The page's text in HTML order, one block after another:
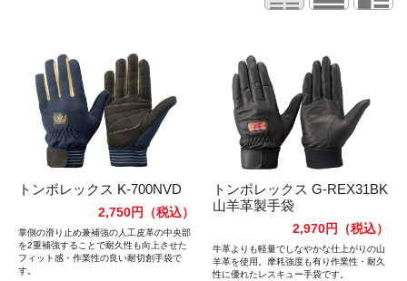
トンボレックス K-700NVD
2,750円 （税込）
掌側の滑り止め兼補強の人工皮革の中央部
を2重補強することで耐久性も向上させた
フィット感・作業性の良い耐切創手袋で
す。
トンボレックス G-REX31BK
山羊革製手袋
2,970円 （税込）
牛革よりも軽量でしなやかな仕上がりの山
羊革を使用。摩耗強度も有り作業性・耐久
性に優れたレスキュー手袋です。